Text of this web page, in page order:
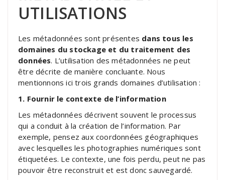
UTILISATIONS
Les métadonnées sont présentes dans tous les
domaines du stockage et du traitement des
données. L’utilisation des métadonnées ne peut
être décrite de manière concluante. Nous
mentionnons ici trois grands domaines d’utilisation :
1. Fournir le contexte de l’information
Les métadonnées décrivent souvent le processus
qui a conduit à la création de l’information. Par
exemple, pensez aux coordonnées géographiques
avec lesquelles les photographies numériques sont
étiquetées. Le contexte, une fois perdu, peut ne pas
pouvoir être reconstruit et est donc sauvegardé.